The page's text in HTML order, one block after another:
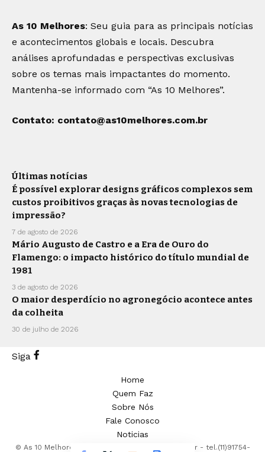
As 10 Melhores: Seu guia para as principais notícias
e acontecimentos globais e locais. Descubra
análises aprofundadas e perspectivas exclusivas
sobre os temas mais impactantes do momento.
Mantenha-se informado com “As 10 Melhores”.
Contato: contato@as10melhores.com.br
Últimas notícias
É possível explorar designs gráficos complexos sem
custos proibitivos graças às novas tecnologias de
impressão?
7 de agosto de 2026
Mário Augusto de Castro e a Era de Ouro do
Flamengo: o impacto histórico do título mundial de
1981
3 de agosto de 2026
O maior desperdício no agronegócio acontece antes
da colheita
30 de julho de 2026
Siga
© As 10 Melhores - contato@as10melhores.com.br- tel.(11)91754-
Home
Quem Faz
Sobre Nós
Fale Conosco
Noticias